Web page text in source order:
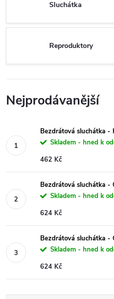
Sluchátka
Reproduktory
Nejprodávanější
Bezdrátová sluchátka -
Skladem - hned k
462 Kč
Bezdrátová sluchátka -
Skladem - hned k
624 Kč
Bezdrátová sluchátka -
Skladem - hned k
624 Kč